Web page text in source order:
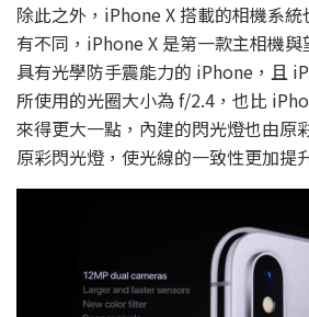
除此之外，iPhone X 搭載的相機系
有不同，iPhone X 是第一款主相機
具有光學防手震能力的 iPhone，且
所使用的光圈大小為 f/2.4，也比
來得更大一點，內建的閃光燈也由原
原彩閃光燈，使光線的一致性更加提